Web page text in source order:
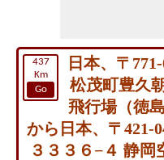
437
Km
Go
日本、〒
松茂町豊久
飛行場（徳
から日本、〒421-
３３３６−４ 静岡